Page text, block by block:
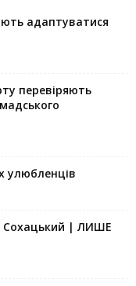
адаптуватися
перевіряють
улюбленців
Сохацький | ЛИШЕ